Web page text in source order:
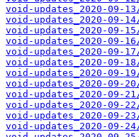
void-updates_2020-09-
void-updates_2020-09-
void-updates_2020-09-
void-updates_2020-09-
void-updates_2020-09-
void-updates_2020-09-
void-updates_2020-09-
void-updates_2020-09-
void-updates_2020-09-
void-updates_2020-09-
void-updates_2020-09-
void-updates_2020-09-